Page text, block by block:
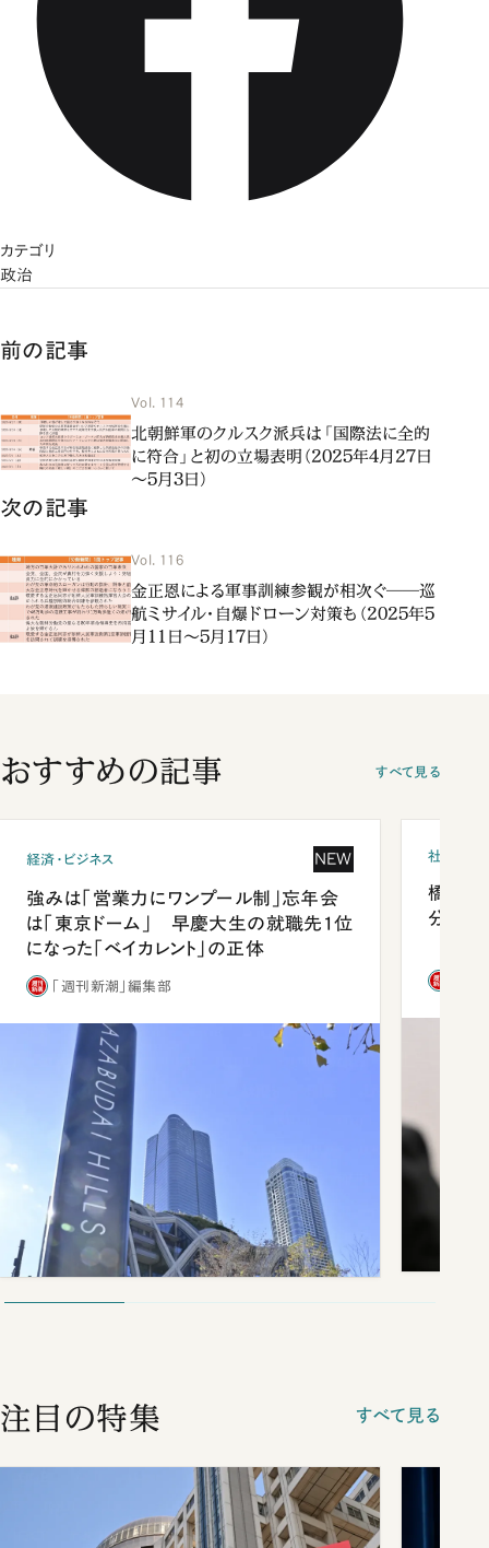
カテゴリ
政治
前の記事
Vol. 114
北朝鮮軍のクルスク派兵は「国際法に全的
に符合」と初の立場表明（2025年4月27日
～5月3日）
次の記事
Vol. 116
金正恩による軍事訓練参観が相次ぐ――巡
航ミサイル・自爆ドローン対策も（2025年5
月11日～5月17日）
おすすめの記事 すべて見る
経済・ビジネス NEW
強みは「営業力にワンプール制」忘年会
は「東京ドーム」 早慶大生の就職先1位
になった「ベイカレント」の正体
「週刊新潮」編集部
社会
橋本愛
分 佐
注目の特集 すべて見る